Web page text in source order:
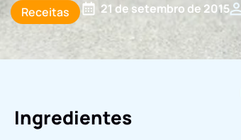
Receitas 21 de setembro de 2015
Ingredientes